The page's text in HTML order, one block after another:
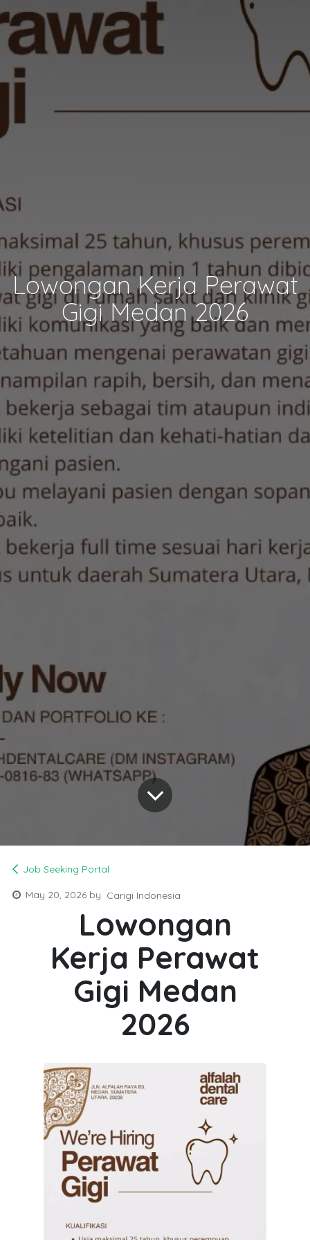
Lowongan Kerja Perawat
Gigi Medan 2026
Job Seeking Portal
May 20, 2026 by Carigi Indonesia
Lowongan
Kerja Perawat
Gigi Medan
2026